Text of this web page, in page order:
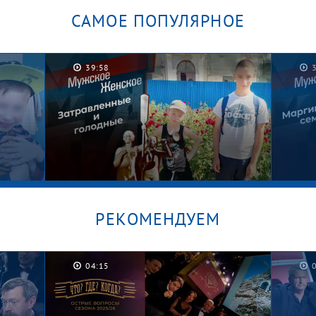
САМОЕ ПОПУЛЯРНОЕ
39:58
Котлеты на шкафу. Мужское /
Женское
РЕКОМЕНДУЕМ
04:15